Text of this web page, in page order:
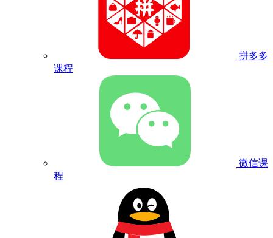
拼多多
课程
微信课
程